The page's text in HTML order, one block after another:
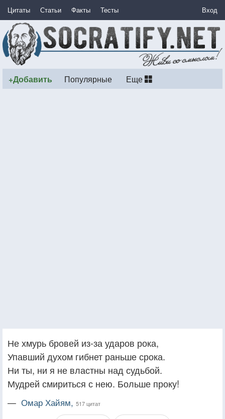
Цитаты Статьи Факты Тесты Вход
+Добавить Популярные Еще
Не хмурь бровей из-за ударов рока,
Упавший духом гибнет раньше срока.
Ни ты, ни я не властны над судьбой.
Мудрей смириться с нею. Больше проку!
— Омар Хайям, 517 цитат